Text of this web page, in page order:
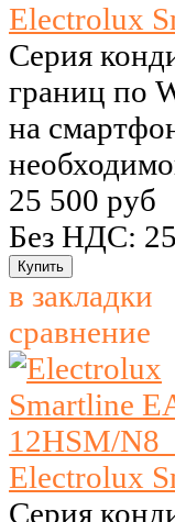
Electrolux
Серия
границ по
на
25 500 руб
Без НДС:
в закладки
сравнение
Electrolux
Серия